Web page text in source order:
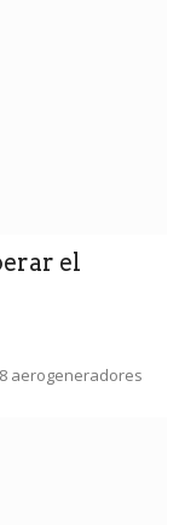
el
aerogeneradores